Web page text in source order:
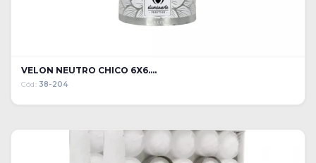
VELON NEUTRO CHICO 6X6....
Cód: 38-204